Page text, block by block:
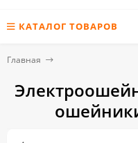
КАТАЛОГ ТОВАРОВ
Главная